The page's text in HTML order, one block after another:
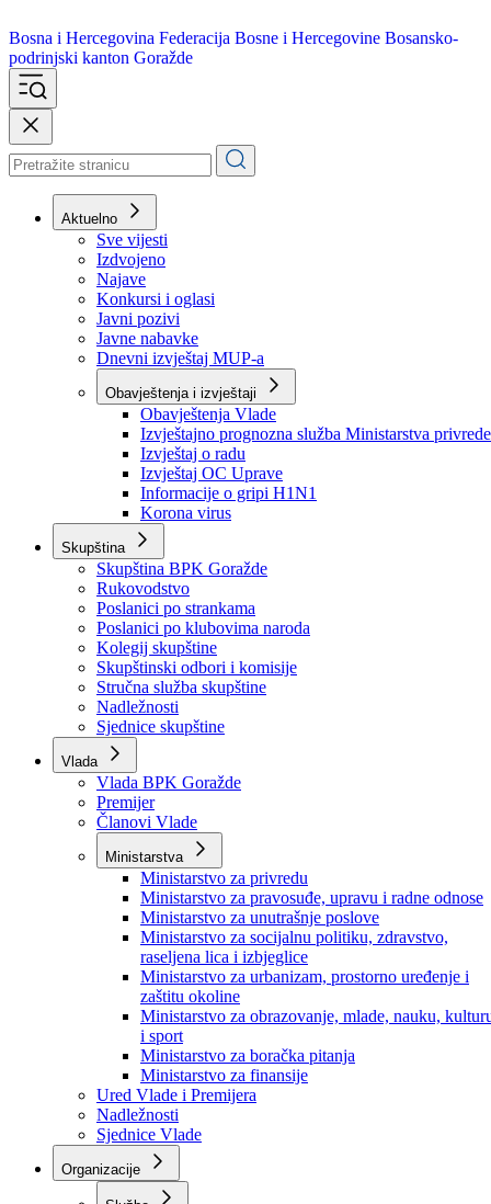
Bosna i Hercegovina
podrinjski kanton Goražde
Aktuelno
Sve vijesti
Izdvojeno
Najave
Konkursi i oglasi
Javni pozivi
Javne nabavke
Dnevni izvještaj MUP-a
Obavještenja i izvještaji
Obavještenja Vlade
Izvještajno prognozna služba Ministarstva privrede
Izvještaj o radu
Izvještaj OC Uprave
Informacije o gripi H1N1
Korona virus
Skupština
Skupština BPK Goražde
Rukovodstvo
Poslanici po strankama
Poslanici po klubovima naroda
Kolegij skupštine
Skupštinski odbori i komisije
Stručna služba skupštine
Nadležnosti
Sjednice skupštine
Vlada
Vlada BPK Goražde
Premijer
Članovi Vlade
Ministarstva
Ministarstvo za privredu
Ministarstvo za pravosuđe, upravu i radne odnose
Ministarstvo za unutrašnje poslove
Ministarstvo za socijalnu politiku, zdravstvo,
raseljena lica i izbjeglice
Ministarstvo za urbanizam, prostorno uređenje i
zaštitu okoline
Ministarstvo za obrazovanje, mlade, nauku,
i sport
Ministarstvo za boračka pitanja
Ministarstvo za finansije
Ured Vlade i Premijera
Nadležnosti
Sjednice Vlade